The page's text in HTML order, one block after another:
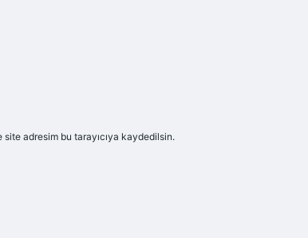
site adresim bu tarayıcıya kaydedilsin.